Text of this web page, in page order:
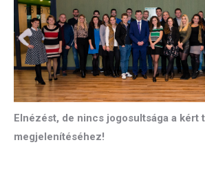
Elnézést, de nincs jogosultsága a kért
megjelenítéséhez!